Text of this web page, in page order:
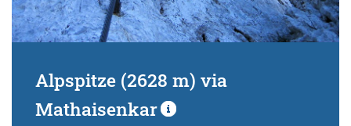
Alpspitze (2628 m) via
Mathaisenkar